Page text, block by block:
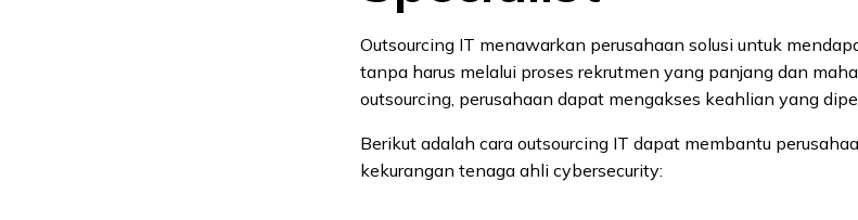
Outsourcing IT menawarkan perusahaan solusi untuk
tanpa harus melalui proses rekrutmen yang panjang dan
outsourcing, perusahaan dapat mengakses keahlian yang
Berikut adalah cara outsourcing IT dapat membantu
kekurangan tenaga ahli cybersecurity: